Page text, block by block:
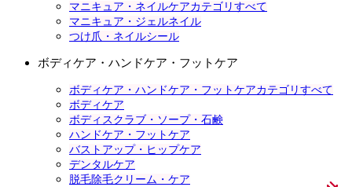
マニキュア・ネイルケアカテゴリすべて
マニキュア・ジェルネイル
つけ爪・ネイルシール
ボディケア・ハンドケア・フットケア
ボディケア・ハンドケア・フットケアカテゴリすべて
ボディケア
ボディスクラブ・ソープ・石鹸
ハンドケア・フットケア
バストアップ・ヒップケア
デンタルケア
脱毛除毛クリーム・ケア